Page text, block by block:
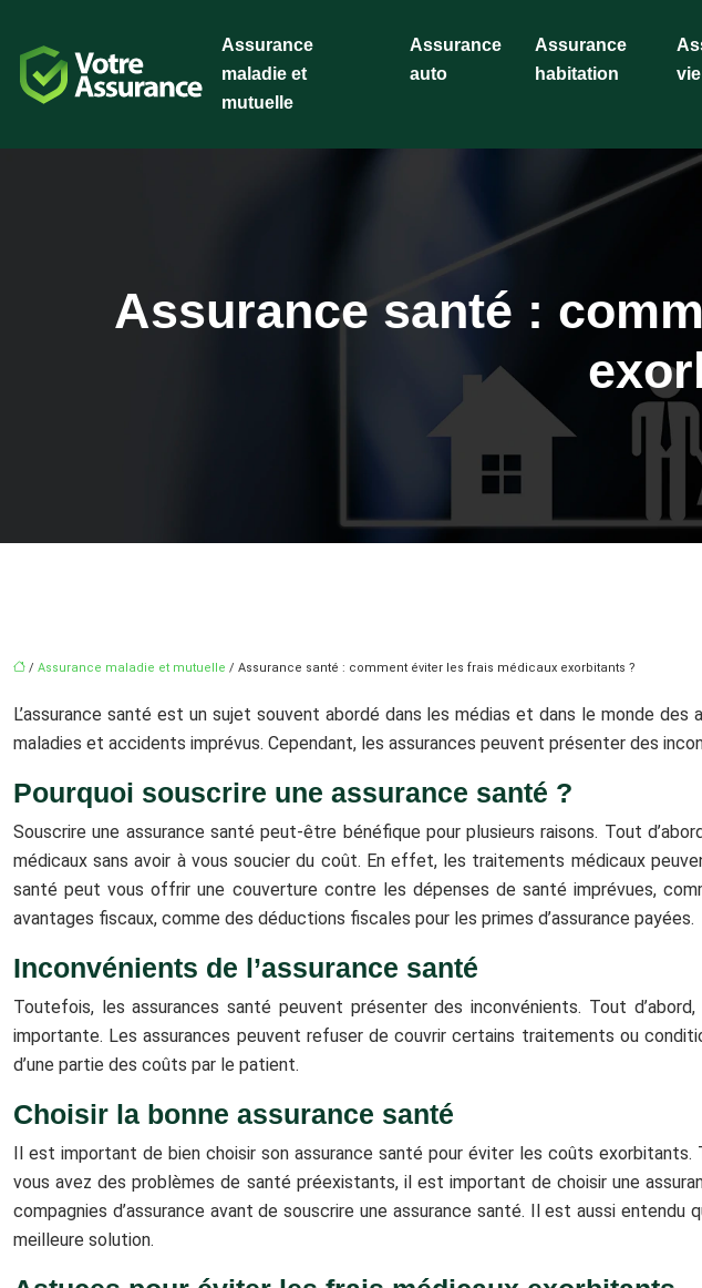
Assurance
maladie et
mutuelle
Assurance
auto
Assurance
habitation
vie
Assurance santé :
/ Assurance maladie et mutuelle / Assurance santé : comment éviter les frais médicaux exorbitants ?
L’assurance santé est un sujet souvent abordé dans les médias et dans le monde
maladies et accidents imprévus. Cependant, les assurances peuvent présenter des
Pourquoi souscrire une assurance santé ?
Souscrire une assurance santé peut-être bénéfique pour plusieurs raisons. Tout
médicaux sans avoir à vous soucier du coût. En effet, les traitements médicaux
santé peut vous offrir une couverture contre les dépenses de santé imprévues,
avantages fiscaux, comme des déductions fiscales pour les primes d’assurance payées.
Inconvénients de l’assurance santé
Toutefois, les assurances santé peuvent présenter des inconvénients. Tout
importante. Les assurances peuvent refuser de couvrir certains traitements ou
d’une partie des coûts par le patient.
Choisir la bonne assurance santé
Il est important de bien choisir son assurance santé pour éviter les coûts
vous avez des problèmes de santé préexistants, il est important de choisir une
compagnies d’assurance avant de souscrire une assurance santé. Il est aussi
meilleure solution.